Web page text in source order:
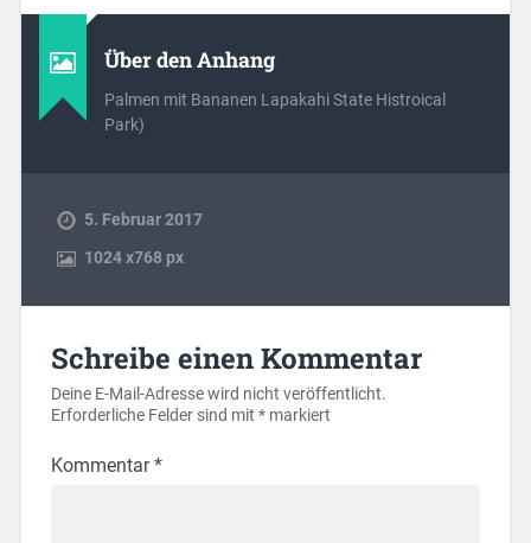
Über den Anhang
Palmen mit Bananen Lapakahi State Histroical
Park)
5. Februar 2017
1024x768 px
Schreibe einen Kommentar
Deine E-Mail-Adresse wird nicht veröffentlicht.
Erforderliche Felder sind mit *markiert
Kommentar*